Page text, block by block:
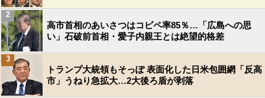
高市首相のあいさつはコピペ率85％…「広島への思
い」石破前首相・愛子内親王とは絶望的格差
2
トランプ大統領もそっぽ 表面化した日米包囲網「反高
市」うねり急拡大…2大後ろ盾が剥落
3